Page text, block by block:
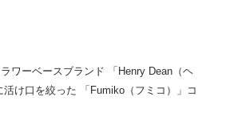
ワーベースブランド 「Henry Dean（ヘ
け口を絞った 「Fumiko（フミコ）」コ